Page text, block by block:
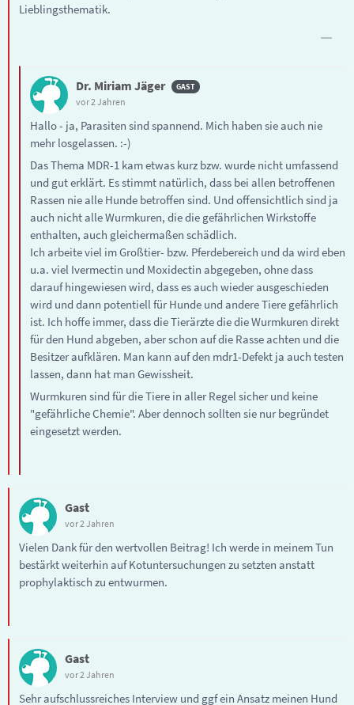
Lieblingsthematik.
Dr. Miriam Jäger
vor 2 Jahren
Hallo - ja, Parasiten sind spannend. Mich haben sie auch nie
mehr losgelassen. :-)
Das Thema MDR-1 kam etwas kurz bzw. wurde nicht umfassend
und gut erklärt. Es stimmt natürlich, dass bei allen betroffenen
Rassen nie alle Hunde betroffen sind. Und offensichtlich sind ja
auch nicht alle Wurmkuren, die die gefährlichen Wirkstoffe
enthalten, auch gleichermaßen schädlich.
Ich arbeite viel im Großtier- bzw. Pferdebereich und da wird eben
u.a. viel Ivermectin und Moxidectin abgegeben, ohne dass
darauf hingewiesen wird, dass es auch wieder ausgeschieden
wird und dann potentiell für Hunde und andere Tiere gefährlich
ist. Ich hoffe immer, dass die Tierärzte die die Wurmkuren direkt
für den Hund abgeben, aber schon auf die Rasse achten und die
Besitzer aufklären. Man kann auf den mdr1-Defekt ja auch testen
lassen, dann hat man Gewissheit.
Wurmkuren sind für die Tiere in aller Regel sicher und keine
"gefährliche Chemie". Aber dennoch sollten sie nur begründet
eingesetzt werden.
Gast
vor 2 Jahren
Vielen Dank für den wertvollen Beitrag! Ich werde in meinem Tun
bestärkt weiterhin auf Kotuntersuchungen zu setzten anstatt
prophylaktisch zu entwurmen.
Gast
vor 2 Jahren
Sehr aufschlussreiches Interview und ggf ein Ansatz meinen Hund